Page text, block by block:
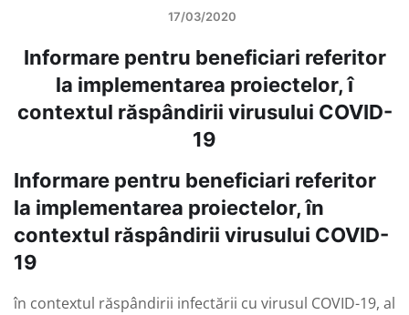
17/03/2020
Informare pentru beneficiari referitor
la implementarea proiectelor, î
contextul răspândirii virusului COVID-
19
Informare pentru beneficiari referitor
la implementarea proiectelor, în
contextul răspândirii virusului COVID-
19
în contextul răspândirii infectării cu virusul COVID-19, al